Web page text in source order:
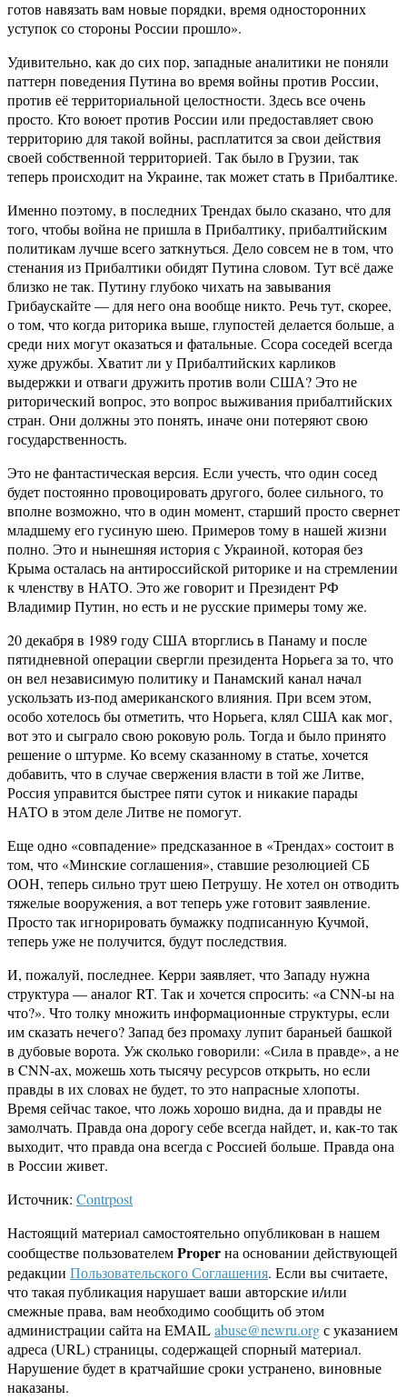
готов навязать вам новые порядки, время односторонних
уступок со стороны России прошло».
Удивительно, как до сих пор, западные аналитики не поняли
паттерн поведения Путина во время войны против России,
против её территориальной целостности. Здесь все очень
просто. Кто воюет против России или предоставляет свою
территорию для такой войны, расплатится за свои действия
своей собственной территорией. Так было в Грузии, так
теперь происходит на Украине, так может стать в Прибалтике.
Именно поэтому, в последних Трендах было сказано, что для
того, чтобы война не пришла в Прибалтику, прибалтийским
политикам лучше всего заткнуться. Дело совсем не в том, что
стенания из Прибалтики обидят Путина словом. Тут всё даже
близко не так. Путину глубоко чихать на завывания
Грибаускайте — для него она вообще никто. Речь тут, скорее,
о том, что когда риторика выше, глупостей делается больше, а
среди них могут оказаться и фатальные. Ссора соседей всегда
хуже дружбы. Хватит ли у Прибалтийских карликов
выдержки и отваги дружить против воли США? Это не
риторический вопрос, это вопрос выживания прибалтийских
стран. Они должны это понять, иначе они потеряют свою
государственность.
Это не фантастическая версия. Если учесть, что один сосед
будет постоянно провоцировать другого, более сильного, то
вполне возможно, что в один момент, старший просто свернет
младшему его гусиную шею. Примеров тому в нашей жизни
полно. Это и нынешняя история с Украиной, которая без
Крыма осталась на антироссийской риторике и на стремлении
к членству в НАТО. Это же говорит и Президент РФ
Владимир Путин, но есть и не русские примеры тому же.
20 декабря в 1989 году США вторглись в Панаму и после
пятидневной операции свергли президента Норьега за то, что
он вел независимую политику и Панамский канал начал
ускользать из-под американского влияния. При всем этом,
особо хотелось бы отметить, что Норьега, клял США как мог,
вот это и сыграло свою роковую роль. Тогда и было принято
решение о штурме. Ко всему сказанному в статье, хочется
добавить, что в случае свержения власти в той же Литве,
Россия управится быстрее пяти суток и никакие парады
НАТО в этом деле Литве не помогут.
Еще одно «совпадение» предсказанное в «Трендах» состоит в
том, что «Минские соглашения», ставшие резолюцией СБ
ООН, теперь сильно трут шею Петрушу. Не хотел он отводить
тяжелые вооружения, а вот теперь уже готовит заявление.
Просто так игнорировать бумажку подписанную Кучмой,
теперь уже не получится, будут последствия.
И, пожалуй, последнее. Керри заявляет, что Западу нужна
структура — аналог RT. Так и хочется спросить: «а CNN-ы на
что?». Что толку множить информационные структуры, если
им сказать нечего? Запад без промаху лупит бараньей башкой
в дубовые ворота. Уж сколько говорили: «Сила в правде», а не
в CNN-ах, можешь хоть тысячу ресурсов открыть, но если
правды в их словах не будет, то это напрасные хлопоты.
Время сейчас такое, что ложь хорошо видна, да и правды не
замолчать. Правда она дорогу себе всегда найдет, и, как-то так
выходит, что правда она всегда с Россией больше. Правда она
в России живет.
Источник: Contrpost
Настоящий материал самостоятельно опубликован в нашем
сообществе пользователемProperна основании действующей
редакции Пользовательского Соглашения. Если вы считаете,
что такая публикация нарушает ваши авторские и/или
смежные права, вам необходимо сообщить об этом
администрации сайта на EMAILabuse@newru.orgс указанием
адреса (URL) страницы, содержащей спорный материал.
Нарушение будет в кратчайшие сроки устранено, виновные
наказаны.